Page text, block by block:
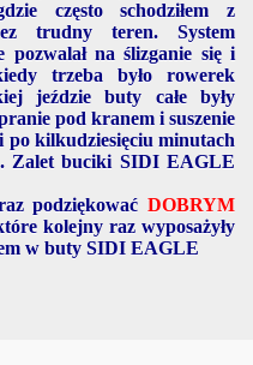
często schodziłem z
trudny teren. System
na ślizganie się i
trzeba było rowerek
jeździe buty całe były
pod kranem i suszenie
po kilkudziesięciu minutach
Zalet buciki SIDI EAGLE
DOBRYM
kolejny raz wyposażyły
w buty SIDI EAGLE